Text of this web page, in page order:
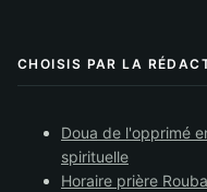
CHOISIS PAR LA
Doua de l'opprimé
spirituelle
Horaire prière